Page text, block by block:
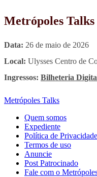
Metrópoles
Data: 26 de maio de 2026
Local: Ulysses Centro de
Ingressos: Bilheteria
Metrópoles Talks
Quem somos
Expediente
Política de Privacidade
Termos de uso
Anuncie
Post Patrocinado
Fale com o